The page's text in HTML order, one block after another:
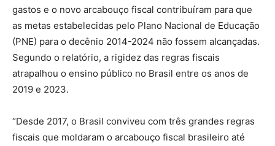
gastos e o novo arcabouço fiscal contribuíram para que
as metas estabelecidas pelo Plano Nacional de Educação
(PNE) para o decênio 2014-2024 não fossem alcançadas.
Segundo o relatório, a rigidez das regras fiscais
atrapalhou o ensino público no Brasil entre os anos de
2019 e 2023.
“Desde 2017, o Brasil conviveu com três grandes regras
fiscais que moldaram o arcabouço fiscal brasileiro até